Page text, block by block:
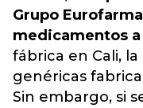
Grupo
medicamentos a
fábrica en Cali,
genéricas
Sin embargo, si